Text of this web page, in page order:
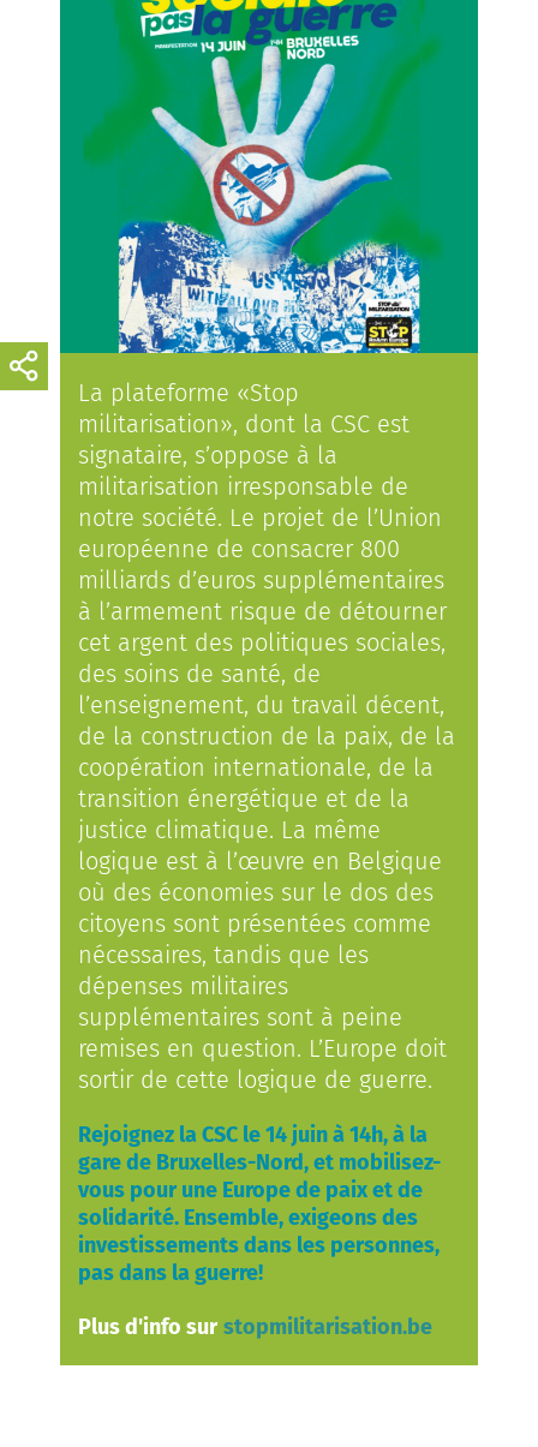
La plateforme «Stop
militarisation», dont la CSC est
signataire, s’oppose à la
militarisation irresponsable de
notre société. Le projet de l’Union
européenne de consacrer 800
milliards d’euros supplémentaires
à l’armement risque de détourner
cet argent des politiques sociales,
des soins de santé, de
l’enseignement, du travail décent,
de la construction de la paix, de la
coopération internationale, de la
transition énergétique et de la
justice climatique. La même
logique est à l’œuvre en Belgique
où des économies sur le dos des
citoyens sont présentées comme
nécessaires, tandis que les
dépenses militaires
supplémentaires sont à peine
remises en question. L’Europe doit
sortir de cette logique de guerre.
Rejoignez la CSC le 14 juin à 14h, à la
gare de Bruxelles-Nord, et mobilisez-
vous pour une Europe de paix et de
soli­darité. Ensemble, exigeons des
investissements dans les personnes,
pas dans la guerre!
Plus d'info sur stopmilitarisation.be